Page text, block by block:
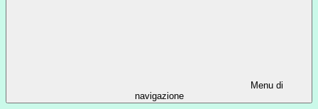
Menu di
navigazione